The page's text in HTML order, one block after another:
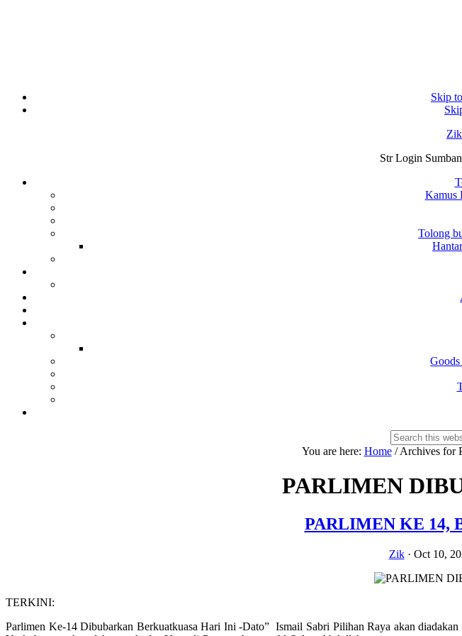
Skip
Str Login
Kamus
Tolong
Search
this
You are here: Home /Archives for
PARLIMEN
PARLIMEN KE 14,
Zik· Oct 10,
TERKINI:
Parlimen Ke-14 Dibubarkan Berkuatkuasa Hari Ini -Dato” Ismail Sabri Pilihan Raya akan